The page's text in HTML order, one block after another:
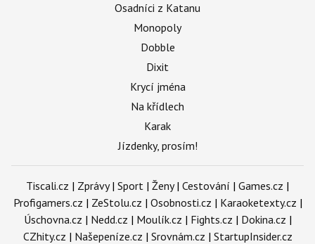
Osadníci z Katanu
Monopoly
Dobble
Dixit
Krycí jména
Na křídlech
Karak
Jízdenky, prosím!
Tiscali.cz | Zprávy| Sport | Ženy| Cestování | Games.cz |
Profigamers.cz | ZeStolu.cz | Osobnosti.cz | Karaoketexty.cz |
Úschovna.cz | Nedd.cz | Moulík.cz | Fights.cz | Dokina.cz |
CZhity.cz | Našepeníze.cz | Srovnám.cz | StartupInsider.cz